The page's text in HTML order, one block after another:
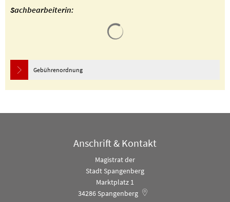
Sachbearbeiterin:
Gebührenordnung
Anschrift & Kontakt
Magistrat der
Stadt Spangenberg
Marktplatz 1
34286 Spangenberg